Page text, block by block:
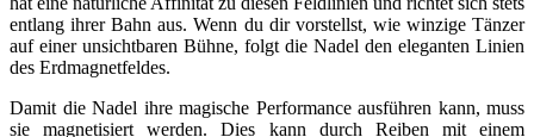
entlang ihrer Bahn aus. Wenn du dir vorstellst, wie winzige Tänzer
auf einer unsichtbaren Bühne, folgt die Nadel den eleganten Linien
des Erdmagnetfeldes.
Damit die Nadel ihre magische Performance ausführen kann, muss
sie magnetisiert werden. Dies kann durch Reiben mit einem